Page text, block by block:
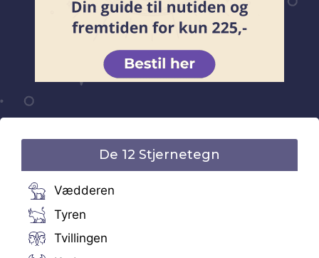
De 12 Stjernetegn
Vædderen
Tyren
Tvillingen